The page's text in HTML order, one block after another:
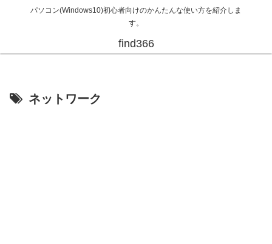
パソコン(Windows10)初心者向けのかんたんな使い方を紹介しま
す。
find366
ネットワーク